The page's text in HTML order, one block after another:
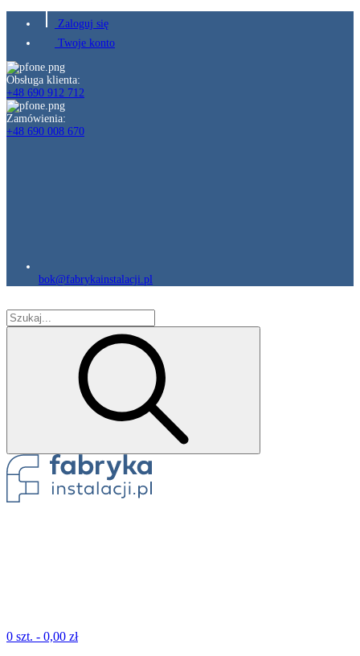
Zaloguj się
Twoje konto
Obsługa klienta:
+48 690 912 712
Zamówienia:
+48 690 008 670
bok@fabrykainstalacji.pl
0 szt. - 0,00 zł